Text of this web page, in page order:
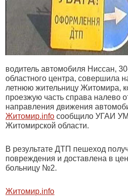
водитель автомобиля Ниссан,
областного центра, совершила
летнюю жительницу Житомира,
проезжую часть справа налево
направления движения
Житомир.info сообщило УГАИ
Житомирской области.
В результате ДТП пешеход
повреждения и доставлена в
больницу №2.
Житомир.info